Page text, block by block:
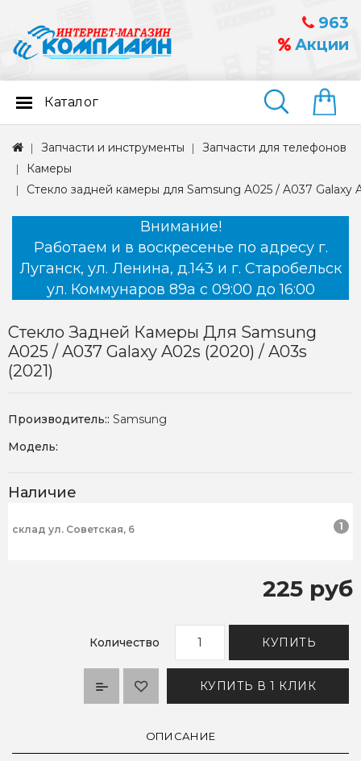
963
Акции
Найти
Каталог
Запчасти и инструменты
Запчасти для телефонов
Камеры
Стекло задней камеры для Samsung A025 / A037 Galaxy
Внимание!
Работаем и в воскресенье по адресу г.
Луганск, ул. Ленина, д.143 и г. Старобельск
ул. Коммунаров 89а с 09:00 до 16:00
Стекло Задней Камеры Для Samsung
A025 / A037 Galaxy A02s (2020) / A03s
(2021)
Производитель:: Samsung
Модель:
Наличие
склад ул. Советская, 6 1
225 руб
Количество КУПИТЬ
КУПИТЬ В 1 КЛИК
ОПИСАНИЕ